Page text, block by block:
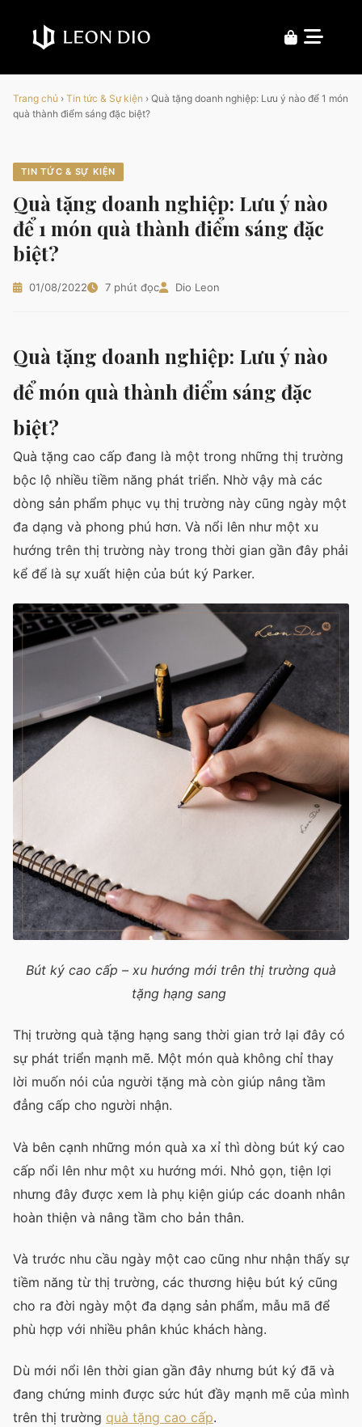
Trang chủ › Tin tức & Sự kiện › Quà tặng doanh nghiệp: Lưu ý nào để 1 món
quà thành điểm sáng đặc biệt?
TIN TỨC & SỰ KIỆN
Quà tặng doanh nghiệp: Lưu ý nào
để 1 món quà thành điểm sáng đặc
biệt?
01/08/2022 7 phút đọc Dio Leon
Quà tặng doanh nghiệp: Lưu ý nào
để món quà thành điểm sáng đặc
biệt?
Quà tặng cao cấp đang là một trong những thị trường
bộc lộ nhiều tiềm năng phát triển. Nhờ vậy mà các
dòng sản phẩm phục vụ thị trường này cũng ngày một
đa dạng và phong phú hơn. Và nổi lên như một xu
hướng trên thị trường này trong thời gian gần đây phải
kể để là sự xuất hiện của bút ký Parker.
Bút ký cao cấp – xu hướng mới trên thị trường quà
tặng hạng sang
Thị trường quà tặng hạng sang thời gian trở lại đây có
sự phát triển mạnh mẽ. Một món quà không chỉ thay
lời muốn nói của người tặng mà còn giúp nâng tầm
đẳng cấp cho người nhận.
Và bên cạnh những món quà xa xỉ thì dòng bút ký cao
cấp nổi lên như một xu hướng mới. Nhỏ gọn, tiện lợi
nhưng đây được xem là phụ kiện giúp các doanh nhân
hoàn thiện và nâng tầm cho bản thân.
Và trước nhu cầu ngày một cao cũng như nhận thấy sự
tiềm năng từ thị trường, các thương hiệu bút ký cũng
cho ra đời ngày một đa dạng sản phẩm, mẫu mã để
phù hợp với nhiều phân khúc khách hàng.
Dù mới nổi lên thời gian gần đây nhưng bút ký đã và
đang chứng minh được sức hút đầy mạnh mẽ của mình
trên thị trường quà tặng cao cấp.